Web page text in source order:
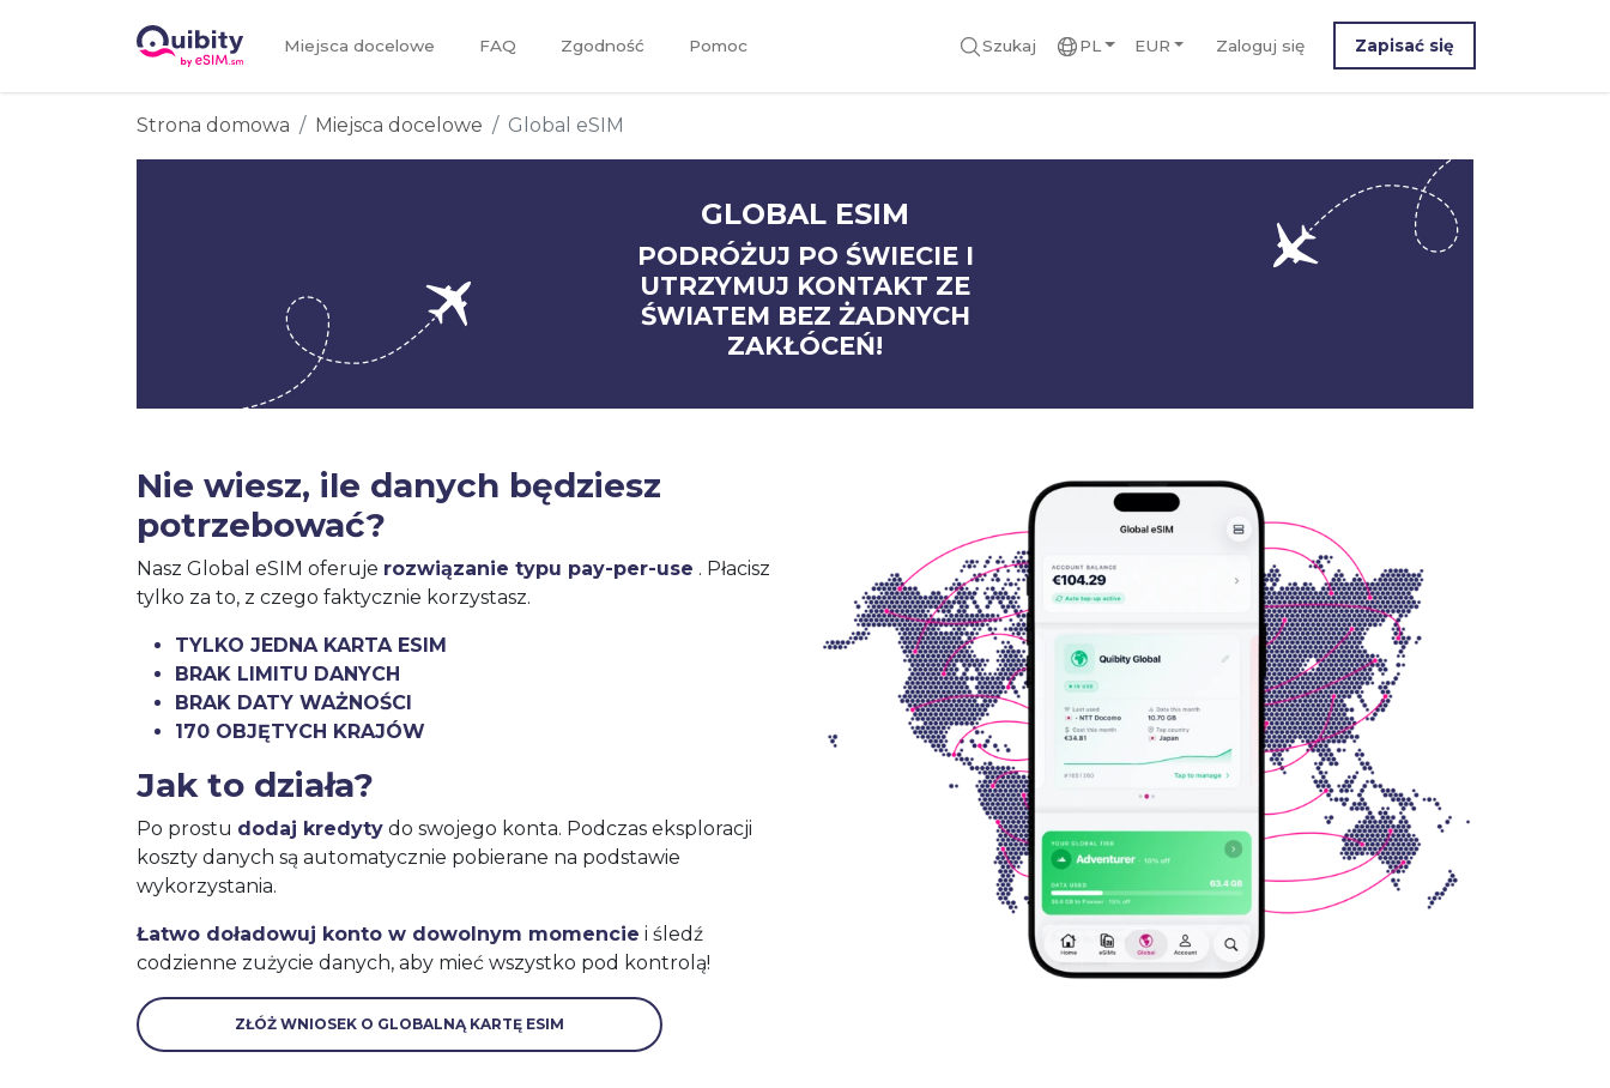
Miejsca docelowe FAQ Zgodność Pomoc Szukaj PL EUR Zaloguj się Zapisać się
Strona domowa Miejsca docelowe Global eSIM
GLOBAL ESIM
PODRÓŻUJ PO ŚWIECIE I
UTRZYMUJ KONTAKT ZE
ŚWIATEM BEZ ŻADNYCH
ZAKŁÓCEŃ!
Nie wiesz, ile danych będziesz
potrzebować?
Nasz Global eSIM oferuje rozwiązanie typu pay-per-use . Płacisz
tylko za to, z czego faktycznie korzystasz.
TYLKO JEDNA KARTA ESIM
BRAK LIMITU DANYCH
BRAK DATY WAŻNOŚCI
170 OBJĘTYCH KRAJÓW
Jak to działa?
Po prostu dodaj kredyty do swojego konta. Podczas eksploracji
koszty danych są automatycznie pobierane na podstawie
wykorzystania.
Łatwo doładowuj konto w dowolnym momencie i śledź
codzienne zużycie danych, aby mieć wszystko pod kontrolą!
ZŁÓŻ WNIOSEK O GLOBALNĄ KARTĘ ESIM